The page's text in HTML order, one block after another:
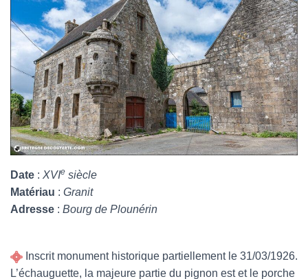
Date : XVIe siècle
Matériau : Granit
Adresse : Bourg de Plounérin
Inscrit monument historique partiellement le 31/03/1926.
L’échauguette, la majeure partie du pignon est et le porche